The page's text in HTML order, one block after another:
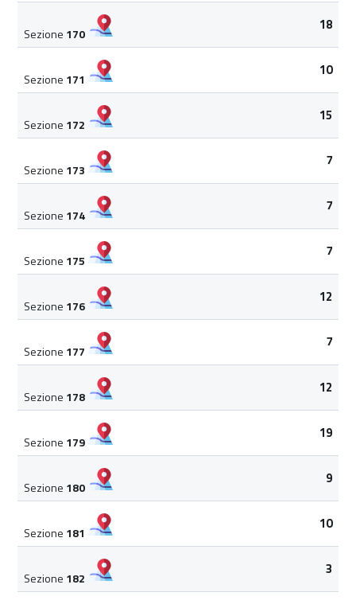
Sezione 170
18
Sezione 171
10
Sezione 172
15
Sezione 173
7
Sezione 174
7
Sezione 175
7
Sezione 176
12
Sezione 177
7
Sezione 178
12
Sezione 179
19
Sezione 180
9
Sezione 181
10
Sezione 182
3